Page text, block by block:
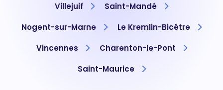
Villejuif
Saint-Mandé
Nogent-sur-Marne
Le Kremlin-Bicêtre
Vincennes
Charenton-le-Pont
Saint-Maurice